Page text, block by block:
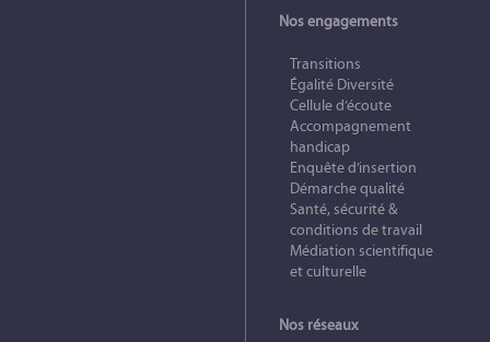
Nos engagements
Transitions
Égalité Diversité
Cellule d’écoute
Accompagnement
handicap
Enquête d’insertion
Démarche qualité
Santé, sécurité &
conditions de travail
Médiation scientifique
et culturelle
Nos réseaux